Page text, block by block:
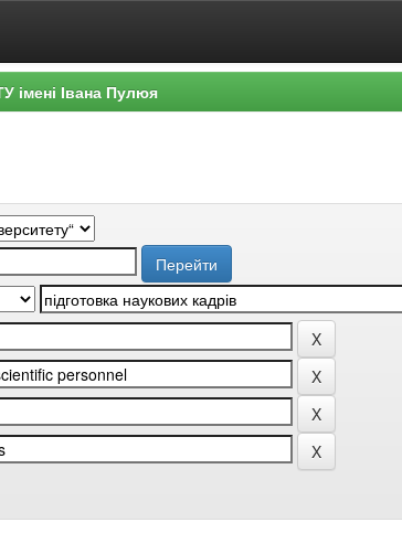
імені Івана Пулюя